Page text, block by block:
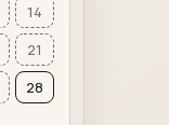
14
21
28